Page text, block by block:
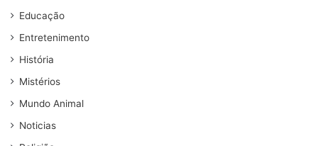
Educação
Entretenimento
História
Mistérios
Mundo Animal
Noticias